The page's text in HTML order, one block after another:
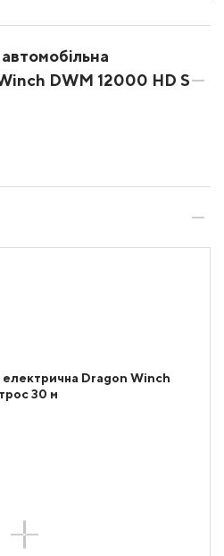
DWM 12000 HD S
електрична Dragon Winch
30 м